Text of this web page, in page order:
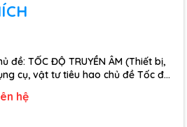
đề: TỐC ĐỘ TRUYỀN ÂM (Thiết bị,
cụ, vật tư tiêu hao chủ đề Tốc độ
hệ